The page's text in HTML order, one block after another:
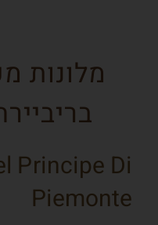
מלונות
Principe Di
Piemonte